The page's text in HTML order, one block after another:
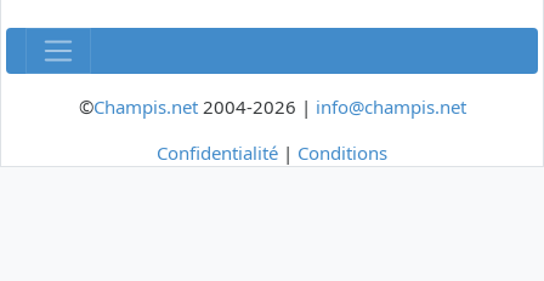
©Champis.net2004-2026 | info@champis.net
Confidentialité | Conditions